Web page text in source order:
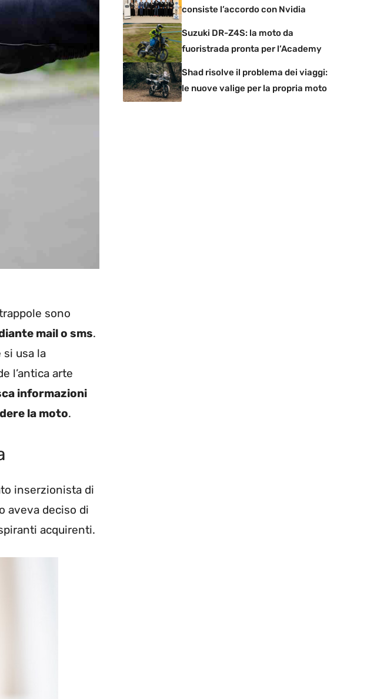
sono
mail o sms.
usa la
l’antica arte
informazioni
la moto.
inserzionista di
aveva deciso di
acquirenti.
consiste l’accordo con Nvidia
Suzuki DR-Z4S: la moto da
fuoristrada pronta per l’Academy
Shad risolve il problema dei viaggi:
le nuove valige per la propria moto